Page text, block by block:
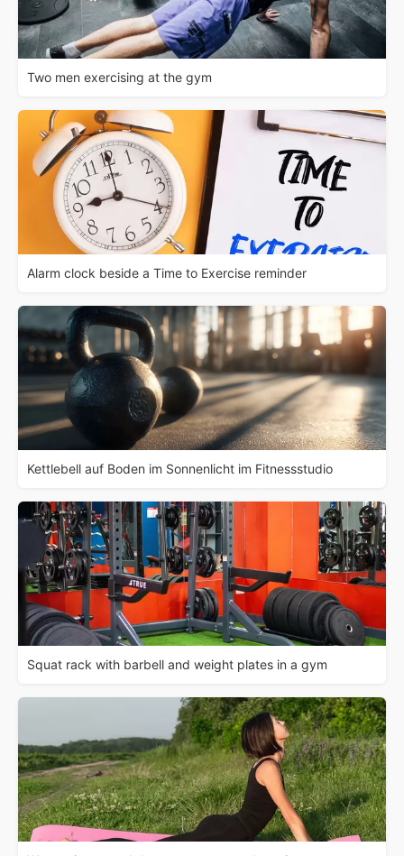
Two men exercising at the gym
Alarm clock beside a Time to Exercise reminder
Kettlebell auf Boden im Sonnenlicht im Fitnessstudio
Squat rack with barbell and weight plates in a gym